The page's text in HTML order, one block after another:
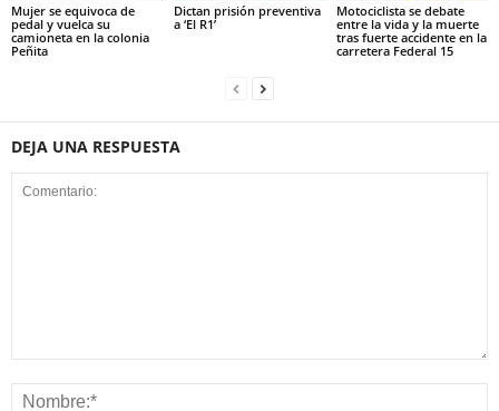
Mujer se equivoca de
pedal y vuelca su
camioneta en la colonia
Peñita
Dictan prisión preventiva
a ‘El R1’
Motociclista se debate
entre la vida y la muerte
tras fuerte accidente en la
carretera Federal 15
DEJA UNA RESPUESTA